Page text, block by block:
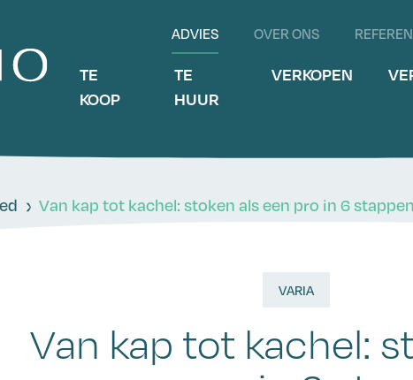
ADVIES OVER ONS
TE
KOOP
TE
HUUR
VERKOPEN
Van kap tot kachel: stoken als een pro in 6 stappen
VARIA
Van kap tot kachel: